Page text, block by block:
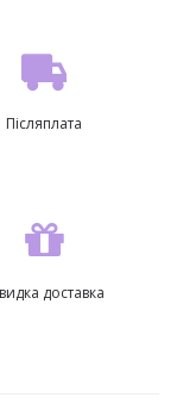
Післяплата
доставка